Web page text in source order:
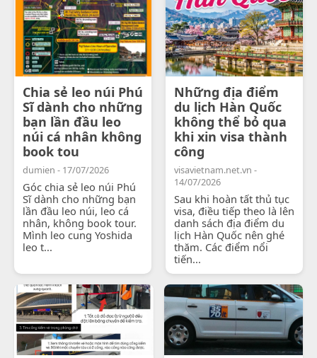
Chia sẻ leo núi Phú
Sĩ dành cho những
bạn lần đầu leo
núi cá nhân không
book tou
dumien - 17/07/2026
Góc chia sẻ leo núi Phú
Sĩ dành cho những bạn
lần đầu leo núi, leo cá
nhân, không book tour.
Mình leo cung Yoshida
leo t...
Những địa điểm
du lịch Hàn Quốc
không thể bỏ qua
khi xin visa thành
công
visavietnam.net.vn -
14/07/2026
Sau khi hoàn tất thủ tục
visa, điều tiếp theo là lên
danh sách địa điểm du
lịch Hàn Quốc nên ghé
thăm. Các điểm nổi
tiến...